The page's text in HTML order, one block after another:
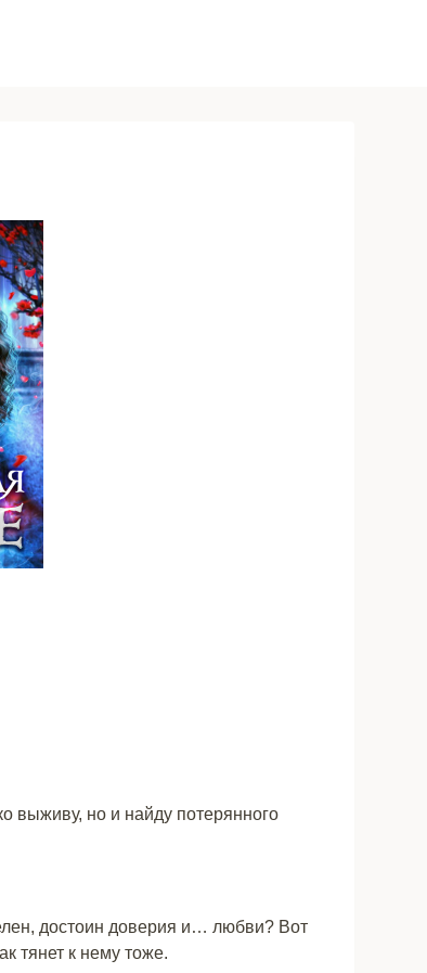
выживу, но и найду потерянного
достоин доверия и… любви? Вот
тянет к нему тоже.